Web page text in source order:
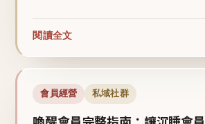
閱讀全文
會員經營 私域社群